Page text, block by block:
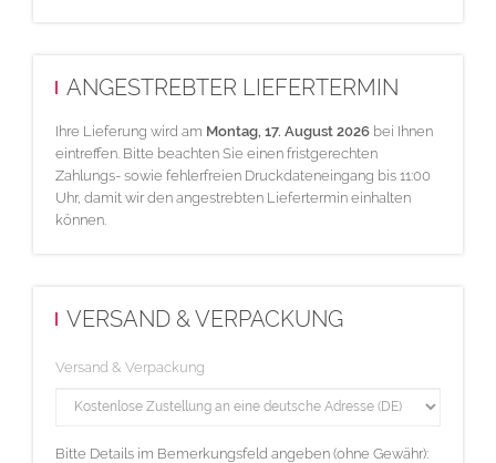
ANGESTREBTER LIEFERTERMIN
Ihre Lieferung wird am Montag, 17. August 2026 bei Ihnen
eintreffen. Bitte beachten Sie einen fristgerechten
Zahlungs- sowie fehlerfreien Druckdateneingang bis 11:00
Uhr, damit wir den angestrebten Liefertermin einhalten
können.
VERSAND & VERPACKUNG
Versand & Verpackung
Bitte Details im Bemerkungsfeld angeben (ohne Gewähr):